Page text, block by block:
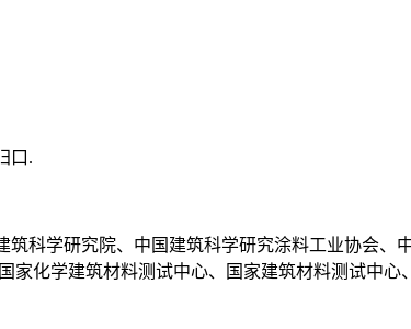
口.
科学研究院、中国建筑科学研究涂料工业协会
家化学建筑材料测试中心、国家建筑材料测试中